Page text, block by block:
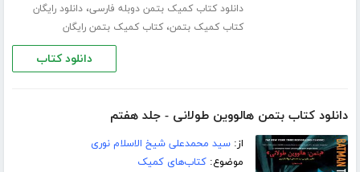
دانلود کتاب کمیک بتمن دوبله فارسی،دانلود رایگان
کتاب کمیک بتمن،کتاب کمیک بتمن رایگان
دانلود کتاب
دانلود کتاب بتمن هالووین طولانی - جلد هفتم
از:سید محمدعلی شیخ الاسلام نوری
موضوع:کتاب‌های کمیک